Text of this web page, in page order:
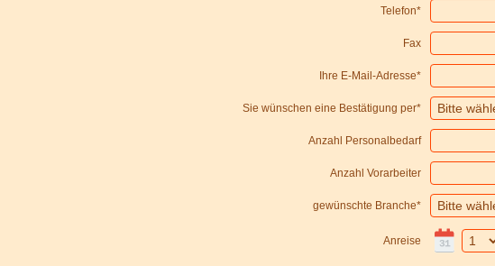
Telefon*
Fax
Ihre E-Mail-Adresse*
Sie wünschen eine Bestätigung per*
Anzahl Personalbedarf
Anzahl Vorarbeiter
gewünschte Branche*
Anreise